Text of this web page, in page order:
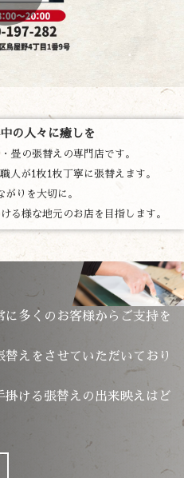
の人々に癒しを
畳の張替えの専門店です。
人が1枚1枚丁寧に張替えます。
がりを大切に。
る様な地元のお店を目指します。
多くのお客様からご支持を
えをさせていただいており
ける張替えの出来映えはど